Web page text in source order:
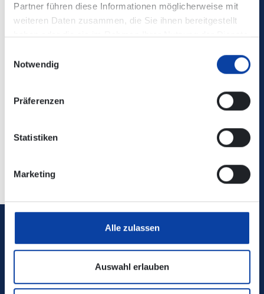
Partner führen diese Informationen möglicherweise mit
weiteren Daten zusammen, die Sie ihnen bereitgestellt
haben oder die sie im Rahmen Ihrer Nutzung der Dienste
Notwendig
Präferenzen
Statistiken
Marketing
Alle zulassen
Auswahl erlauben
Öffnungszeiten
Freitag: 15.00 - 24.00 Uhr
Samstag: 12.00 - 24.00 Uhr